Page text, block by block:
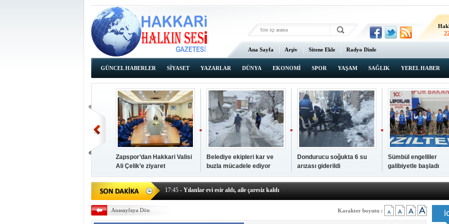
Ana Sayfa Arşiv Sitene Ekle Radyo Dinle
GÜNCEL HABERLER SİYASET YAZARLAR DÜNYA EKONOMİ SPOR YAŞAM SAĞLIK YEREL HABER
Zapspor’dan Hakkari Valisi
Ali Çelik’e ziyaret
Belediye ekipleri kar ve
buzla mücadele ediyor
Dondurucu soğukta 6 su
arızası giderildi
Sümbül engelliler
galibiyetle başladı
17:45 - Yılanlar evi esir aldı, aile çaresiz kaldı
17:43- Hakkari Cumhuriyet Başsavcısı Ufuk Turan görevine başladı
17:37- Başkan Büyüksu: Gençlerimiz için geleceğe yatırım yapıyoruz
Anasayfaya Dön Karakter boyutu :